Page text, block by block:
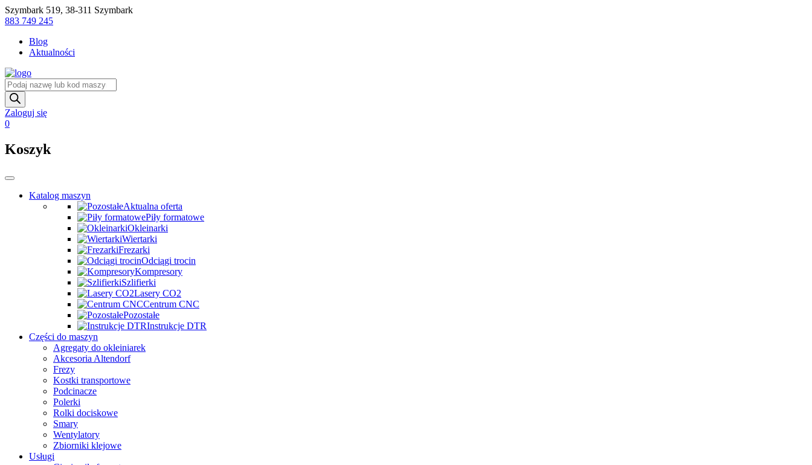
Skip
to
Szymbark 519, 38-311 Szymbark
883 749 245
Blog
Aktualności
Wyszukiwarka
produktów
Zaloguj się
0
Koszyk
Katalog maszyn
Aktualna oferta
Piły formatowe
Okleinarki
Wiertarki
Frezarki
Odciągi trocin
Kompresory
Szlifierki
Lasery CO2
Centrum CNC
Pozostałe
Instrukcje DTR
Części do maszyn
Agregaty do okleiniarek
Akcesoria Altendorf
Frezy
Kostki transportowe
Podcinacze
Polerki
Rolki dociskowe
Smary
Wentylatory
Zbiorniki klejowe
Usługi